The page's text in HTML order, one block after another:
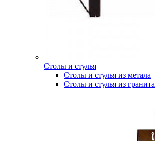
Столы и стулья
Столы и стулья из метала
Столы и стулья из гранита